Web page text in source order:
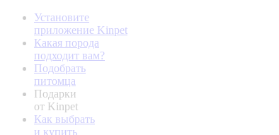
Установите
приложение Kinpet
Какая порода
подходит вам?
Подобрать
питомца
Подарки
от Kinpet
Как выбрать
и купить